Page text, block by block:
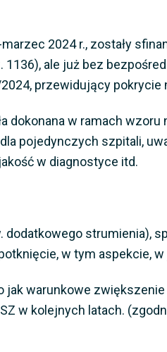
2024 r., zostały
ale już bez
przewidujący pokrycie
dokonana w ramach
pojedynczych szpitali,
w diagnostyce itd.
strumienia),
w tym aspekcie,
jak warunkowe
w kolejnych latach.